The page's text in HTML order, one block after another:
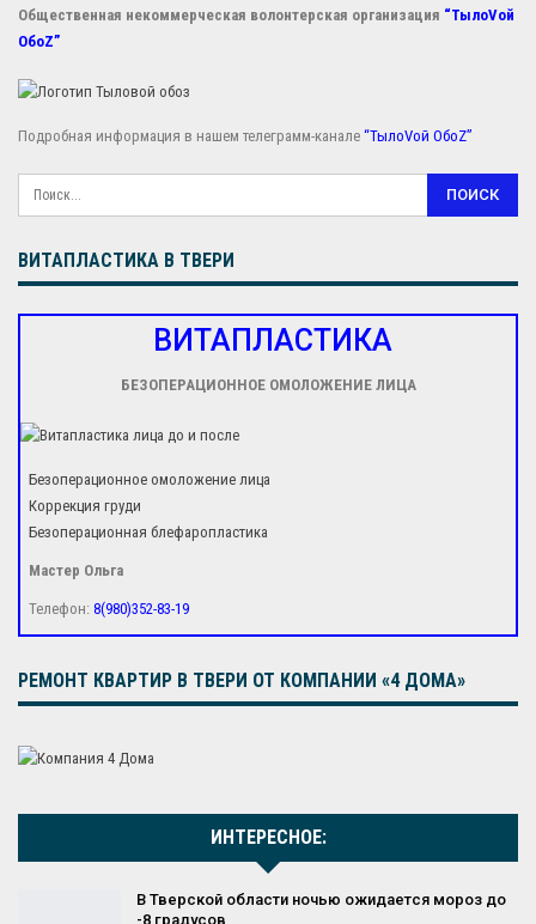
Общественная некоммерческая волонтерская организация “ТылоVой
ОбоZ”
Подробная информация в нашем телеграмм-канале “ТылоVой ОбоZ”
ВИТАПЛАСТИКА В ТВЕРИ
ВИТАПЛАСТИКА
БЕЗОПЕРАЦИОННОЕ ОМОЛОЖЕНИЕ ЛИЦА
Безоперационное омоложение лица
Коррекция груди
Безоперационная блефаропластика
Мастер Ольга
Телефон: 8(980)352-83-19
РЕМОНТ КВАРТИР В ТВЕРИ ОТ КОМПАНИИ «4 ДОМА»
ИНТЕРЕСНОЕ:
В Тверской области ночью ожидается мороз до
-8 градусов